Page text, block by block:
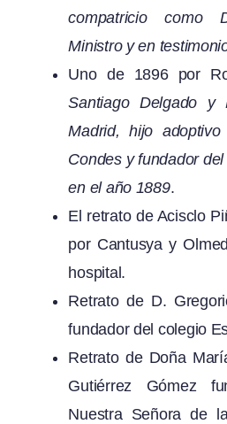
compatricio como
Ministro y en
Uno de 1896 por
Santiago Delgado y
Madrid, hijo
Condes y fundador
en el año 1889.
El retrato de Acisclo
por Cantusya y
hospital.
Retrato de D.
fundador del colegio
Retrato de Doña
Gutiérrez Gómez
Nuestra Señora de